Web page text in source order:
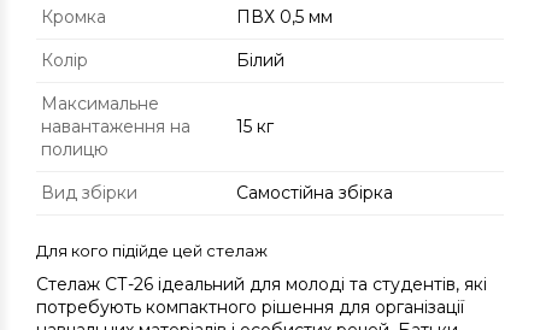
Кромка
ПВХ 0,5 мм
Колір
Білий
Максимальне
навантаження на
полицю
15 кг
Вид збірки Самостійна збірка
Для кого підійде цей стелаж
Стелаж СТ-26 ідеальний для молоді та студентів, які
потребують компактного рішення для організації